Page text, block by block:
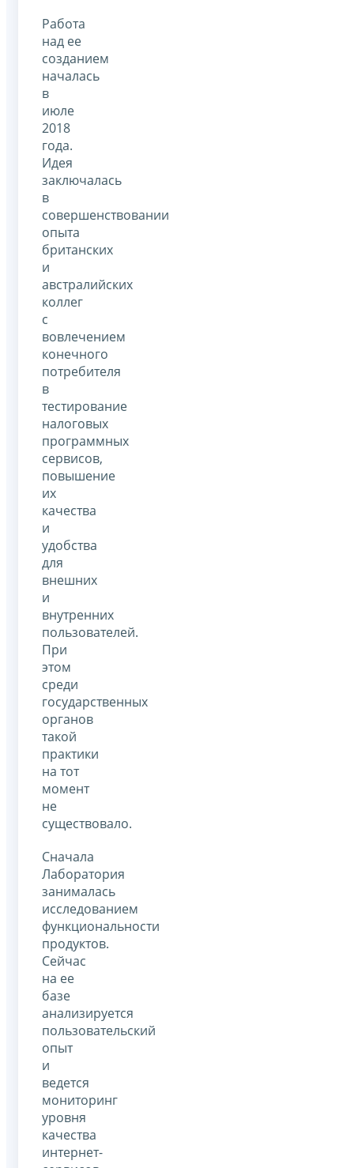
Работа
над ее
созданием
началась
в
июле
2018
года.
Идея
заключалась
в
совершенствовании
опыта
британских
и
австралийских
коллег
с
вовлечением
конечного
потребителя
в
тестирование
налоговых
программных
сервисов,
повышение
их
качества
и
удобства
для
внешних
и
внутренних
пользователей.
При
этом
среди
государственных
органов
такой
практики
на тот
момент
не
существовало.
Сначала
Лаборатория
занималась
исследованием
функциональности
продуктов.
Сейчас
на ее
базе
анализируется
пользовательский
опыт
и
ведется
мониторинг
уровня
качества
интернет-